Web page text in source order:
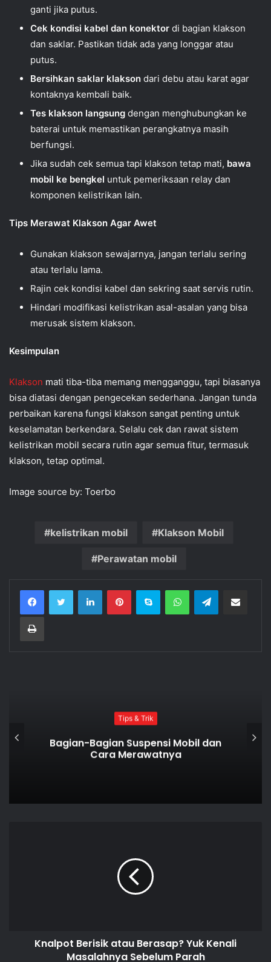
ganti jika putus.
Cek kondisi kabel dan konektor di bagian klakson
dan saklar. Pastikan tidak ada yang longgar atau
putus.
Bersihkan saklar klakson dari debu atau karat agar
kontaknya kembali baik.
Tes klakson langsung dengan menghubungkan ke
baterai untuk memastikan perangkatnya masih
berfungsi.
Jika sudah cek semua tapi klakson tetap mati, bawa
mobil ke bengkel untuk pemeriksaan relay dan
komponen kelistrikan lain.
Tips Merawat Klakson Agar Awet
Gunakan klakson sewajarnya, jangan terlalu sering
atau terlalu lama.
Rajin cek kondisi kabel dan sekring saat servis rutin.
Hindari modifikasi kelistrikan asal-asalan yang bisa
merusak sistem klakson.
Kesimpulan
Klakson mati tiba-tiba memang mengganggu, tapi biasanya
bisa diatasi dengan pengecekan sederhana. Jangan tunda
perbaikan karena fungsi klakson sangat penting untuk
keselamatan berkendara. Selalu cek dan rawat sistem
kelistrikan mobil secara rutin agar semua fitur, termasuk
klakson, tetap optimal.
Image source by: Toerbo
kelistrikan mobil Klakson Mobil
Perawatan mobil
FacebookTwitter LinkedIn PinterestSkype WhatsApp
Print
Tips & Trik
Bagian-Bagian Suspensi Mobil dan
Cara Merawatnya
Knalpot Berisik atau Berasap? Yuk Kenali
Masalahnya Sebelum Parah